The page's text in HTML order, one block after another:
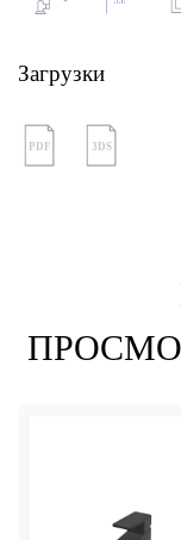
Загрузки
PDF 3DS